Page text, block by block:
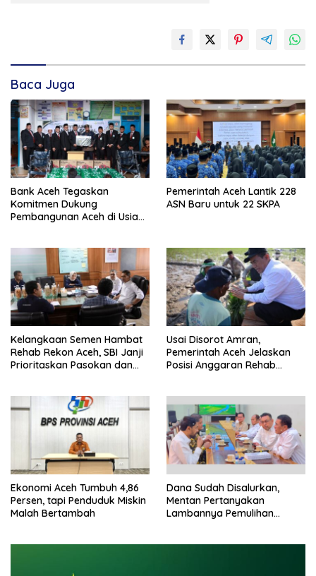
Baca Juga
Bank Aceh Tegaskan
Komitmen Dukung
Pembangunan Aceh di Usia
Pemerintah Aceh Lantik 228
ASN Baru untuk 22 SKPA
Kelangkaan Semen Hambat
Rehab Rekon Aceh, SBI Janji
Prioritaskan Pasokan dan
Usai Disorot Amran,
Pemerintah Aceh Jelaskan
Posisi Anggaran Rehab
Ekonomi Aceh Tumbuh 4,86
Persen, tapi Penduduk Miskin
Malah Bertambah
Dana Sudah Disalurkan,
Mentan Pertanyakan
Lambannya Pemulihan